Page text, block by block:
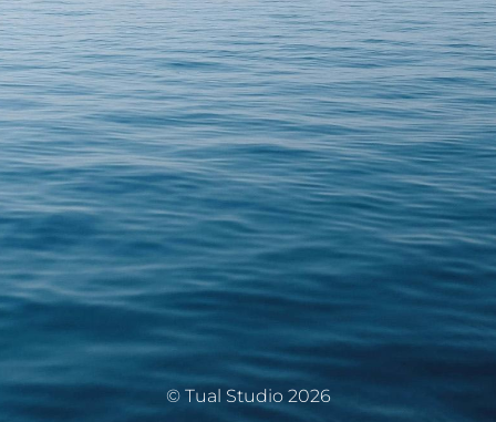
© Tual Studio 2026